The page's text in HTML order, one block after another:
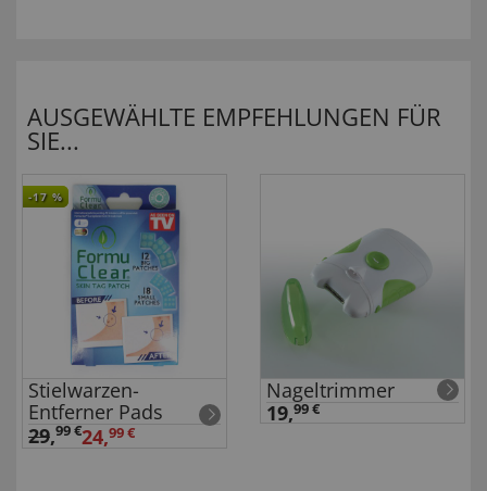
AUSGEWÄHLTE EMPFEHLUNGEN FÜR
SIE...
-17 %
Stielwarzen-
Entferner Pads
29,99 €24,99 €
Nageltrimmer
19,99 €